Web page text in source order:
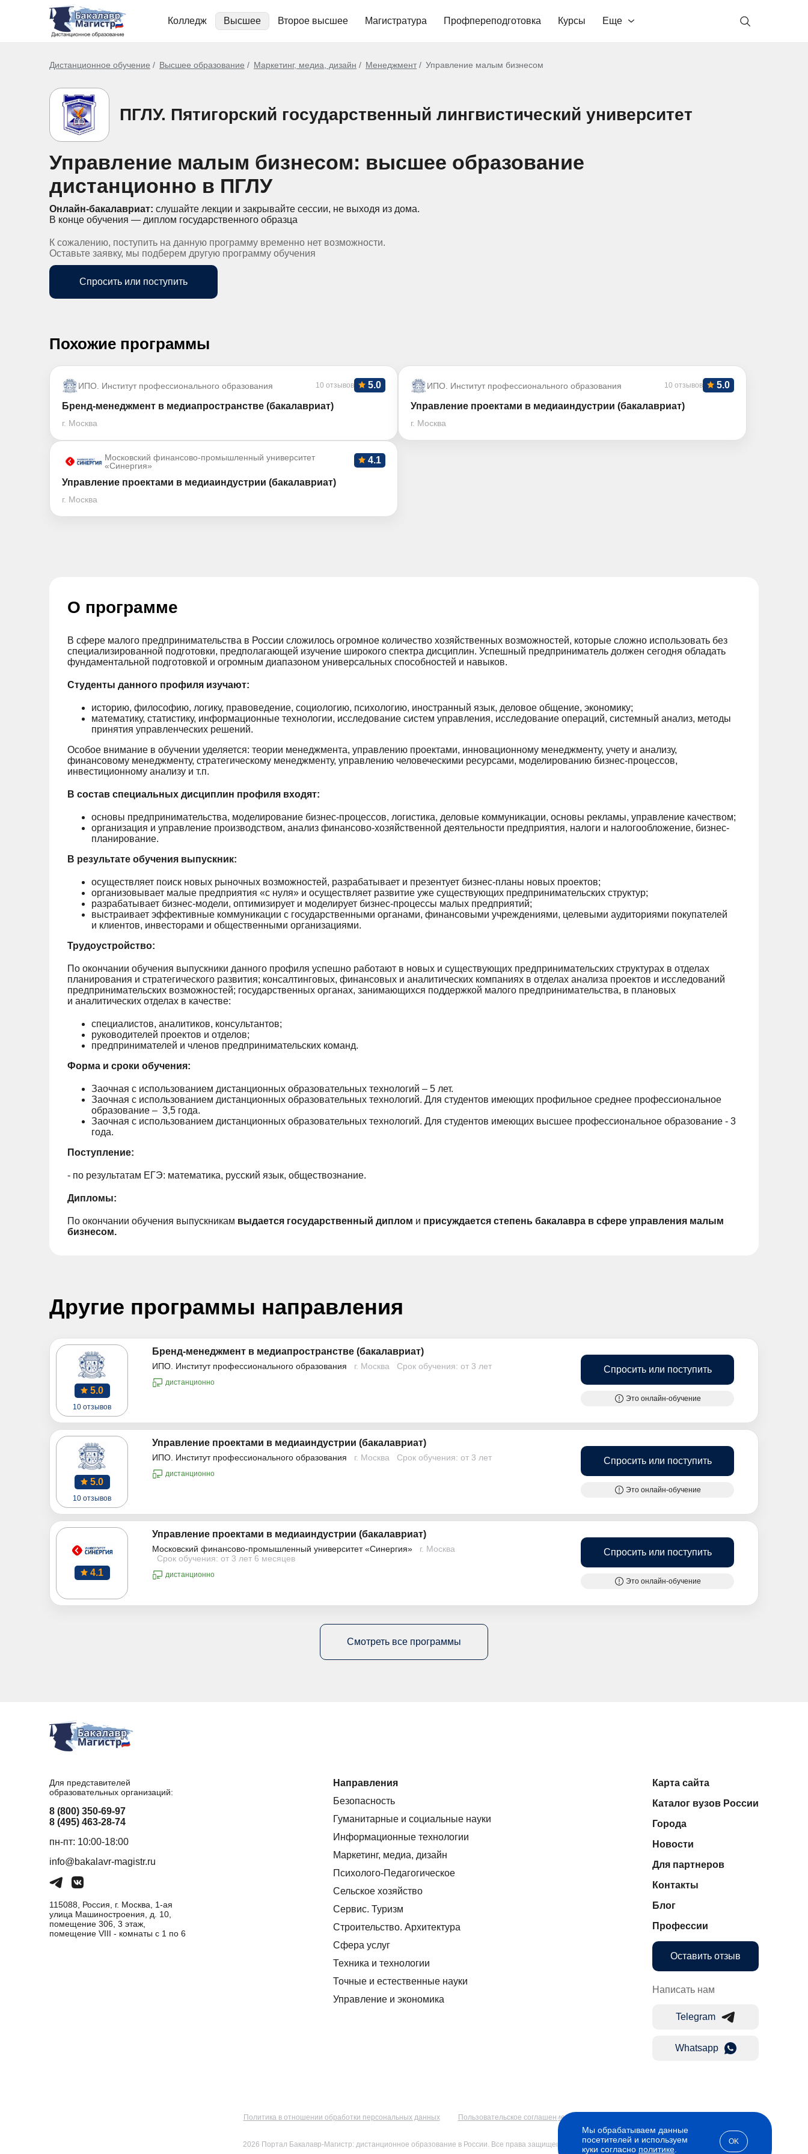
Колледж Высшее Второе высшее Магистратура Профпереподготовка Курсы Еще
Дистанционное обучение Высшее образование Маркетинг, медиа, дизайн Менеджмент Управление малым бизнесом
ПГЛУ. Пятигорский государственный лингвистический университет
Управление малым бизнесом: высшее образование
дистанционно в ПГЛУ
Онлайн-бакалавриат: слушайте лекции и закрывайте сессии, не выходя из дома.
В конце обучения — диплом государственного образца
К сожалению, поступить на данную программу временно нет возможности.
Оставьте заявку, мы подберем другую программу обучения
Спросить или поступить
Похожие программы
ИПО. Институт профессионального образования 10 отзывов 5.0
Бренд-менеджмент в медиапространстве (бакалавриат)
г. Москва
ИПО. Институт профессионального образования 10 отзывов 5.0
Управление проектами в медиаиндустрии (бакалавриат)
г. Москва
Московский финансово-промышленный университет
«Синергия»
4.1
Управление проектами в медиаиндустрии (бакалавриат)
г. Москва
О программе
В сфере малого предпринимательства в России сложилось огромное количество хозяйственных возможностей, которые сложно использовать без
специализированной подготовки, предполагающей изучение широкого спектра дисциплин. Успешный предприниматель должен сегодня обладать
фундаментальной подготовкой и огромным диапазоном универсальных способностей и навыков.
Студенты данного профиля изучают:
историю, философию, логику, правоведение, социологию, психологию, иностранный язык, деловое общение, экономику;
математику, статистику, информационные технологии, исследование систем управления, исследование операций, системный анализ, методы
принятия управленческих решений.
Особое внимание в обучении уделяется: теории менеджмента, управлению проектами, инновационному менеджменту, учету и анализу,
финансовому менеджменту, стратегическому менеджменту, управлению человеческими ресурсами, моделированию бизнес-процессов,
инвестиционному анализу и т.п.
В состав специальных дисциплин профиля входят:
основы предпринимательства, моделирование бизнес-процессов, логистика, деловые коммуникации, основы рекламы, управление качеством;
организация и управление производством, анализ финансово-хозяйственной деятельности предприятия, налоги и налогообложение, бизнес-
планирование.
В результате обучения выпускник:
осуществляет поиск новых рыночных возможностей, разрабатывает и презентует бизнес-планы новых проектов;
организовывает малые предприятия «с нуля» и осуществляет развитие уже существующих предпринимательских структур;
разрабатывает бизнес-модели, оптимизирует и моделирует бизнес-процессы малых предприятий;
выстраивает эффективные коммуникации с государственными органами, финансовыми учреждениями, целевыми аудиториями покупателей
и клиентов, инвесторами и общественными организациями.
Трудоустройство:
По окончании обучения выпускники данного профиля успешно работают в новых и существующих предпринимательских структурах в отделах
планирования и стратегического развития; консалтинговых, финансовых и аналитических компаниях в отделах анализа проектов и исследований
предпринимательских возможностей; государственных органах, занимающихся поддержкой малого предпринимательства, в плановых
и аналитических отделах в качестве:
специалистов, аналитиков, консультантов;
руководителей проектов и отделов;
предпринимателей и членов предпринимательских команд.
Форма и сроки обучения:
Заочная с использованием дистанционных образовательных технологий – 5 лет.
Заочная с использованием дистанционных образовательных технологий. Для студентов имеющих профильное среднее профессиональное
образование – 3,5 года.
Заочная с использованием дистанционных образовательных технологий. Для студентов имеющих высшее профессиональное образование - 3
года.
Поступление:
- по результатам ЕГЭ: математика, русский язык, обществознание.
Дипломы:
По окончании обучения выпускникам выдается государственный диплом и присуждается степень бакалавра в сфере управления малым
бизнесом.
Другие программы направления
5.0
10 отзывов
Бренд-менеджмент в медиапространстве (бакалавриат)
ИПО. Институт профессионального образования г. Москва Срок обучения: от 3 лет
дистанционно
Спросить или поступить
Это онлайн-обучение
5.0
10 отзывов
Управление проектами в медиаиндустрии (бакалавриат)
ИПО. Институт профессионального образования г. Москва Срок обучения: от 3 лет
дистанционно
Спросить или поступить
Это онлайн-обучение
4.1
Управление проектами в медиаиндустрии (бакалавриат)
Московский финансово-промышленный университет «Синергия»
г. Москва
Срок обучения: от 3 лет 6 месяцев
дистанционно
Спросить или поступить
Это онлайн-обучение
Смотреть все программы
Для представителей
образовательных организаций:
8 (800) 350-69-97
8 (495) 463-28-74
пн-пт: 10:00-18:00
info@bakalavr-magistr.ru
115088, Россия, г. Москва, 1-ая
улица Машиностроения, д. 10,
помещение 306, 3 этаж,
помещение VIII - комнаты с 1 по 6
Направления
Безопасность
Гуманитарные и социальные науки
Информационные технологии
Маркетинг, медиа, дизайн
Психолого-Педагогическое
Сельское хозяйство
Сервис. Туризм
Строительство. Архитектура
Сфера услуг
Техника и технологии
Точные и естественные науки
Управление и экономика
Карта сайта
Каталог вузов России
Города
Новости
Для партнеров
Контакты
Блог
Профессии
Оставить отзыв
Написать нам
Telegram
Whatsapp
Политика в отношении обработки персональных данных Пользовательское соглашение
2026 Портал Бакалавр-Магистр: дистанционное образование в России. Все права защищены
Мы обрабатываем данные
посетителей и используем
куки согласно политике
OK